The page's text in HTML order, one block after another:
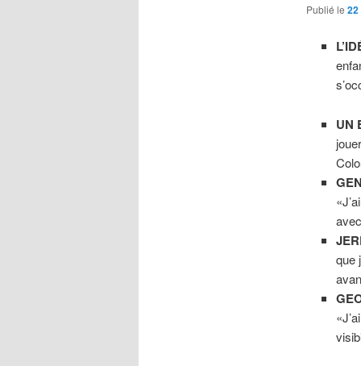
Publié le
UN
que